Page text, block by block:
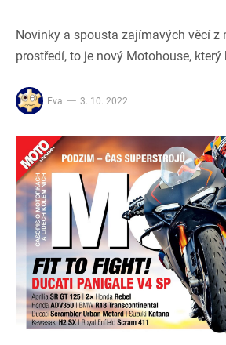
Novinky a spousta zajímavých věcí z
prostředí, to je nový Motohouse, který
Eva 3. 10. 2022